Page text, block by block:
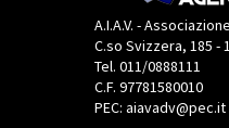
A.I.A.V. -
C.so Svizzera, 185 -
Tel. 011/0888111
C.F. 97781580010
PEC: aiavadv@pec.it